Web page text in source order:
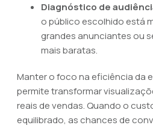
Diagnóstico de
o público escolhido está
grandes anunciantes ou
mais baratas.
Manter o foco na eficiência da
permite transformar
reais de vendas. Quando o
equilibrado, as chances de